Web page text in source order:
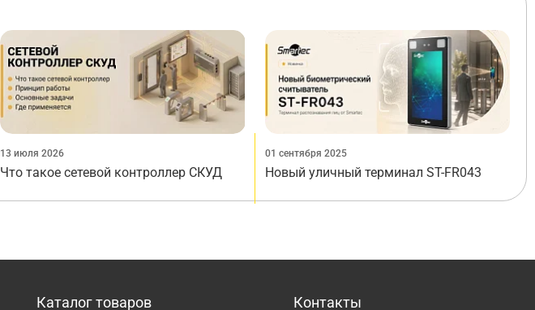
13 июля 2026
Что такое сетевой контроллер СКУД
01 сентября 2025
Новый уличный терминал ST-FR043
Каталог товаров Контакты